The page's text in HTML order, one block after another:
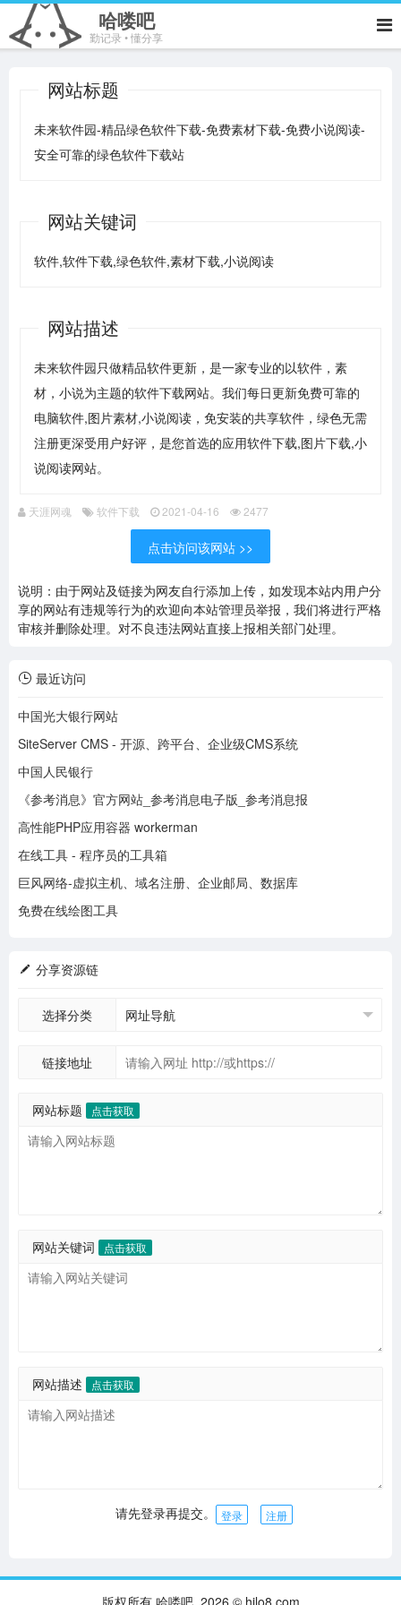
哈喽吧
勤记录 • 懂分享
网站标题
未来软件园-精品绿色软件下载-免费素材下载-免费小说阅读-
安全可靠的绿色软件下载站
网站关键词
软件,软件下载,绿色软件,素材下载,小说阅读
网站描述
未来软件园只做精品软件更新，是一家专业的以软件，素
材，小说为主题的软件下载网站。我们每日更新免费可靠的
电脑软件,图片素材,小说阅读，免安装的共享软件，绿色无需
注册更深受用户好评，是您首选的应用软件下载,图片下载,小
说阅读网站。
天涯网魂 软件下载 2021-04-16 2477
点击访问该网站 >>
说明：由于网站及链接为网友自行添加上传，如发现本站内用户分
享的网站有违规等行为的欢迎向本站管理员举报，我们将进行严格
审核并删除处理。对不良违法网站直接上报相关部门处理。
最近访问
中国光大银行网站
SiteServer CMS - 开源、跨平台、企业级CMS系统
中国人民银行
《参考消息》官方网站_参考消息电子版_参考消息报
高性能PHP应用容器 workerman
在线工具 - 程序员的工具箱
巨风网络-虚拟主机、域名注册、企业邮局、数据库
免费在线绘图工具
分享资源链
选择分类
链接地址
网站标题 点击获取
网站关键词 点击获取
网站描述 点击获取
请先登录再提交。 登录 注册
版权所有 哈喽吧 2026 © hilo8.com